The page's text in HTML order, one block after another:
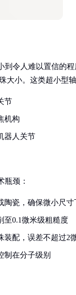
到令人难以置信的
大小。这类超小型轴
节
机构
器人关节
瓶颈：
陶瓷，确保微小尺
至0.1微米级粗糙度
装配，误差不超过2
制在分子级别